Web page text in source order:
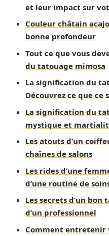
et leur impact sur
Couleur châtain
bonne profondeur
Tout ce que vous
du tatouage mimosa
La signification du
Découvrez ce que
La signification du
mystique et
Les atouts d’un
chaînes de salons
Les rides d’une
d’une routine de
Les secrets d’un
d’un professionnel
Comment entretenir